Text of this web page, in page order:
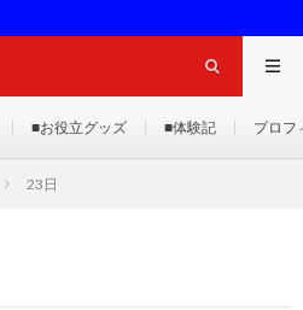
■お役立グッズ ■体験記 プロフ
23日